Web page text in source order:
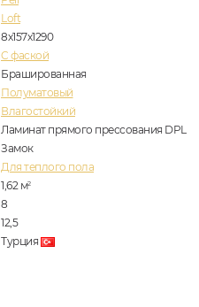
Loft
8х157х1290
C фаской
Брашированная
Полуматовый
Влагостойкий
Ламинат прямого прессования DPL
Замок
Для теплого пола
1,62 м2
8
12,5
Турция